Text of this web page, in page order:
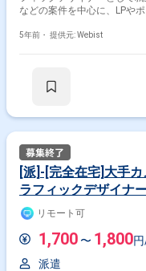
などの案件を中心に、LPや
Photoshopを使ったグラフィ
業務となります
5年前・ 提供元: Webist
[派]-[完全在宅]大手
ラフィックデザイナ
リモート可
1,700 〜 1,800
派遣